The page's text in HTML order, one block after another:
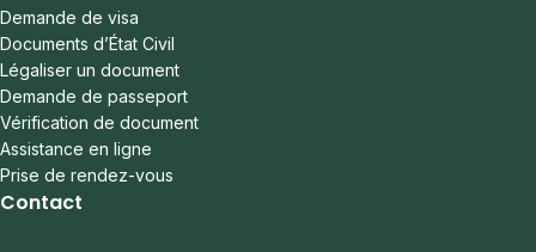
Demande de visa
Documents d’État Civil
Légaliser un document
Demande de passeport
Vérification de document
Assistance en ligne
Prise de rendez-vous
Contact